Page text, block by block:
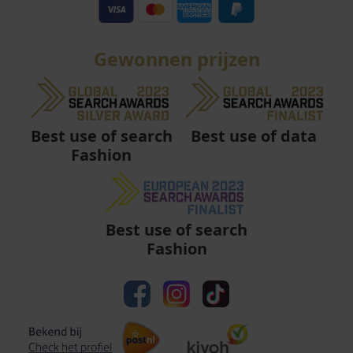
Gewonnen prijzen
Best use of search
Fashion
Best use of data
Best use of search
Fashion